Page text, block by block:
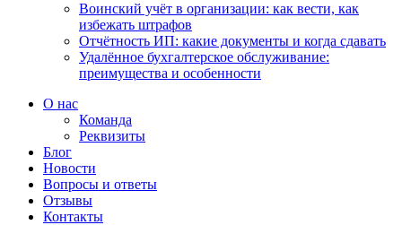
Воинский учёт в организации: как вести, как
избежать штрафов
Отчётность ИП: какие документы и когда сдавать
Удалённое бухгалтерское обслуживание:
преимущества и особенности
О нас
Команда
Реквизиты
Блог
Новости
Вопросы и ответы
Отзывы
Контакты